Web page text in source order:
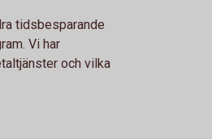
tidsbesparande
Vi har
och vilka